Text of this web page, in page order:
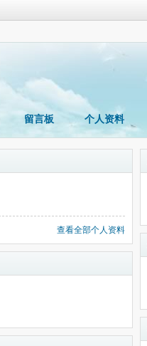
留言板 个人资料
查看全部个人资料